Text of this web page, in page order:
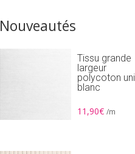
Nouveautés
Tissu grande
largeur
polycoton uni
blanc
11,90€ /m